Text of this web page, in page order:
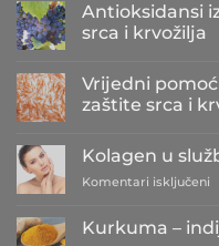
Antioksidansi
srca i krvožilja
na
Antioksidansi
iz
najbolji
prijatelji
srca
Vrijedni
zaštite srca i
na
Vrijedni
pomoćnici
u
Kolagen u
Komentari isključeni
u
Kurkuma –